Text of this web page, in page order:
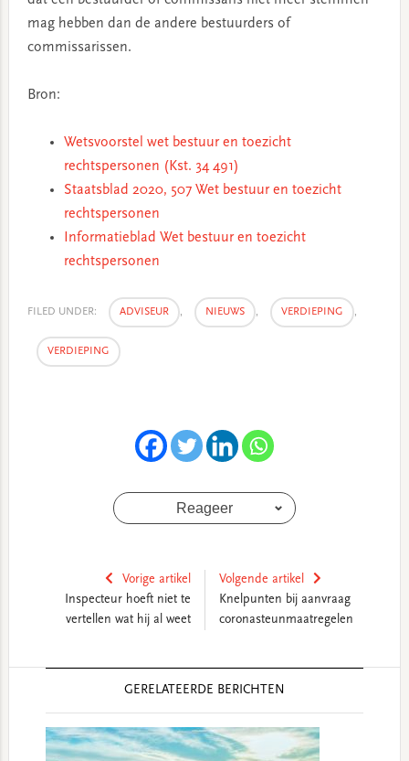
mag hebben dan de andere bestuurders of
commissarissen.
Bron:
Wetsvoorstel wet bestuur en toezicht
rechtspersonen (Kst. 34 491)
Staatsblad 2020, 507 Wet bestuur en toezicht
rechtspersonen
Informatieblad Wet bestuur en toezicht
rechtspersonen
FILED UNDER: ADVISEUR , NIEUWS , VERDIEPING ,
VERDIEPING
Reageer
Vorige artikel
Inspecteur hoeft niet te
vertellen wat hij al weet
Volgende artikel
Knelpunten bij aanvraag
coronasteunmaatregelen
GERELATEERDE BERICHTEN